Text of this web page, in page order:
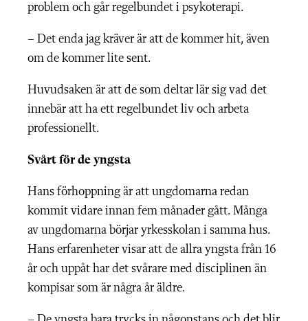
problem och går regelbundet i psykoterapi.
– Det enda jag kräver är att de kommer hit, även
om de kommer lite sent.
Huvudsaken är att de som deltar lär sig vad det
innebär att ha ett regelbundet liv och arbeta
professionellt.
Svårt för de yngsta
Hans förhoppning är att ungdomarna redan
kommit vidare innan fem månader gått. Många
av ungdomarna börjar yrkesskolan i samma hus.
Hans erfarenheter visar att de allra yngsta från 16
år och uppåt har det svårare med disciplinen än
kompisar som är några år äldre.